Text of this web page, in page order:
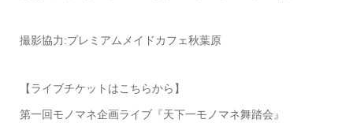
撮影協力:プレミアムメイドカフェ秋葉原
【ライブチケットはこちらから】
第一回モノマネ企画ライブ『天下一モノマネ舞踏会』